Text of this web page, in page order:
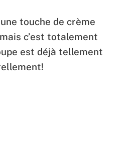
touche de crème
c’est totalement
est déjà tellement